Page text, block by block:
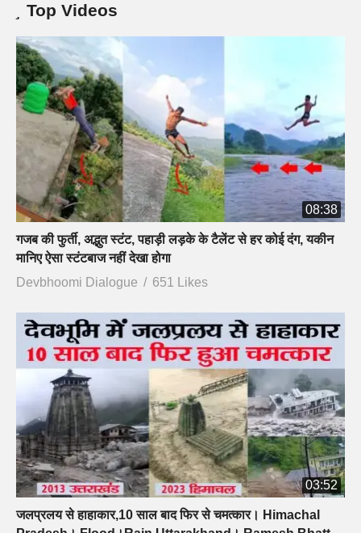
Top Videos
08:38
गजब की फुर्ती, अद्भुत स्टंट, पहाड़ी लड़के के टैलेंट से हर कोई दंग, यकीन
मानिए ऐसा स्टंटबाज नहीं देखा होगा
Devbhoomi Dialogue
651 Likes
03:52
जलप्रलय से हाहाकार,10 साल बाद फिर से चमत्कार। Himachal